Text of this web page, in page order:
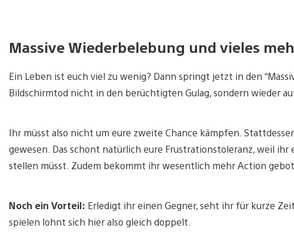
Massive Wiederbelebung und vieles
Ein Leben ist euch viel zu wenig? Dann springt jetzt in den
Bildschirmtod nicht in den berüchtigten Gulag, sondern wieder
Ihr müsst also nicht um eure zweite Chance kämpfen.
gewesen. Das schont natürlich eure Frustrationstoleranz, weil
stellen müsst. Zudem bekommt ihr wesentlich mehr Action
Noch ein Vorteil: Erledigt ihr einen Gegner, seht ihr für kurze
spielen lohnt sich hier also gleich doppelt.